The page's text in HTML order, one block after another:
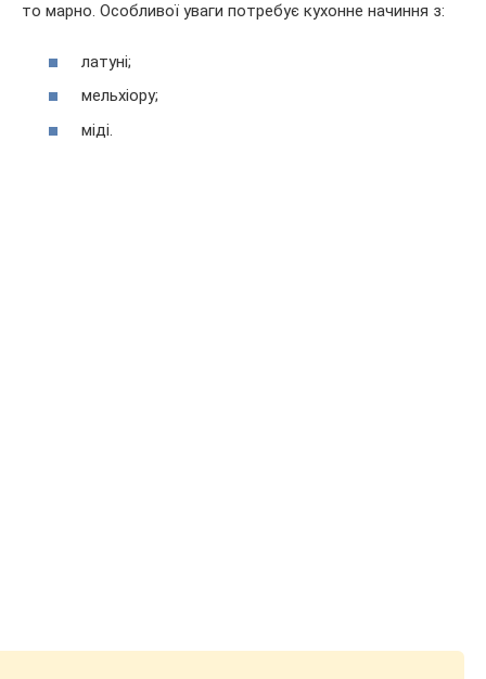
то марно. Особливої уваги потребує кухонне начиння з:
латуні;
мельхіору;
міді.